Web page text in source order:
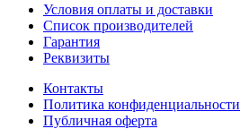
Условия оплаты и доставки
Список производителей
Гарантия
Реквизиты
Контакты
Политика конфиденциальности
Публичная оферта